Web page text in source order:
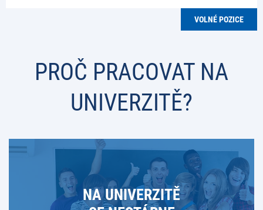
VOLNÉ POZICE
PROČ PRACOVAT NA
UNIVERZITĚ?
NA UNIVERZITĚ